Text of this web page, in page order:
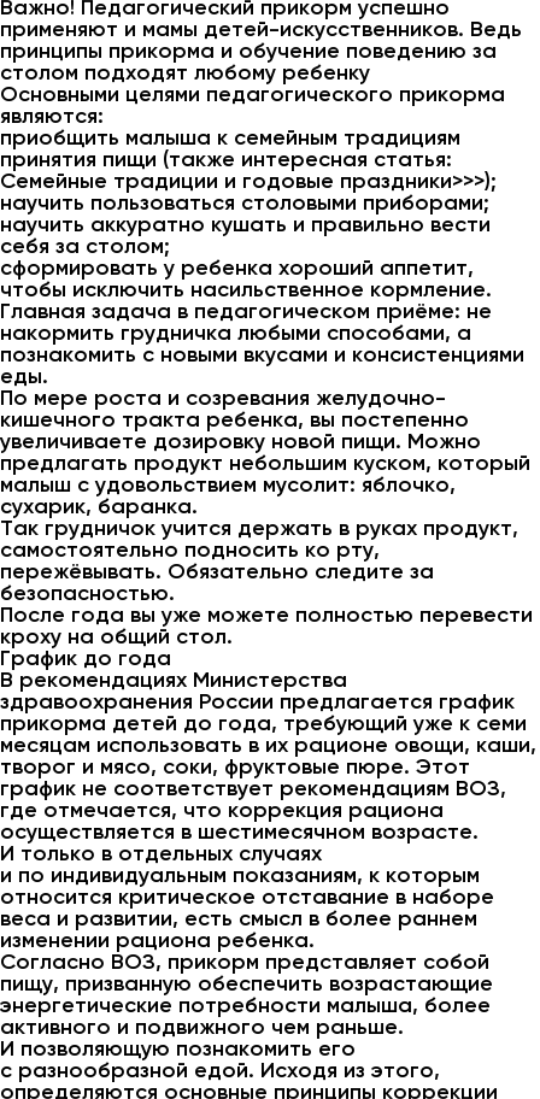
Важно! Педагогический прикорм успешно
применяют и мамы детей-искусственников. Ведь
принципы прикорма и обучение поведению за
столом подходят любому ребенку
Основными целями педагогического прикорма
являются:
приобщить малыша к семейным традициям
принятия пищи (также интересная статья:
Семейные традиции и годовые праздники>>>);
научить пользоваться столовыми приборами;
научить аккуратно кушать и правильно вести
себя за столом;
сформировать у ребенка хороший аппетит,
чтобы исключить насильственное кормление.
Главная задача в педагогическом приёме: не
накормить грудничка любыми способами, а
познакомить с новыми вкусами и консистенциями
еды.
По мере роста и созревания желудочно-
кишечного тракта ребенка, вы постепенно
увеличиваете дозировку новой пищи. Можно
предлагать продукт небольшим куском, который
малыш с удовольствием мусолит: яблочко,
сухарик, баранка.
Так грудничок учится держать в руках продукт,
самостоятельно подносить ко рту,
пережёвывать. Обязательно следите за
безопасностью.
После года вы уже можете полностью перевести
кроху на общий стол.
График до года
В рекомендациях Министерства
здравоохранения России предлагается график
прикорма детей до года, требующий уже к семи
месяцам использовать в их рационе овощи, каши,
творог и мясо, соки, фруктовые пюре. Этот
график не соответствует рекомендациям ВОЗ,
где отмечается, что коррекция рациона
осуществляется в шестимесячном возрасте.
И только в отдельных случаях
и по индивидуальным показаниям, к которым
относится критическое отставание в наборе
веса и развитии, есть смысл в более раннем
изменении рациона ребенка.
Согласно ВОЗ, прикорм представляет собой
пищу, призванную обеспечить возрастающие
энергетические потребности малыша, более
активного и подвижного чем раньше.
И позволяющую познакомить его
с разнообразной едой. Исходя из этого,
определяются основные принципы коррекции